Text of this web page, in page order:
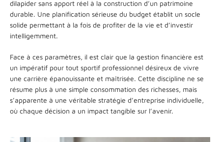
dilapider sans apport réel à la construction d’un patrimoine
durable. Une planification sérieuse du budget établit un socle
solide permettant à la fois de profiter de la vie et d’investir
intelligemment.
Face à ces paramètres, il est clair que la gestion financière est
un impératif pour tout sportif professionnel désireux de vivre
une carrière épanouissante et maîtrisée. Cette discipline ne se
résume plus à une simple consommation des richesses, mais
s’apparente à une véritable stratégie d’entreprise individuelle,
où chaque décision a un impact tangible sur l’avenir.